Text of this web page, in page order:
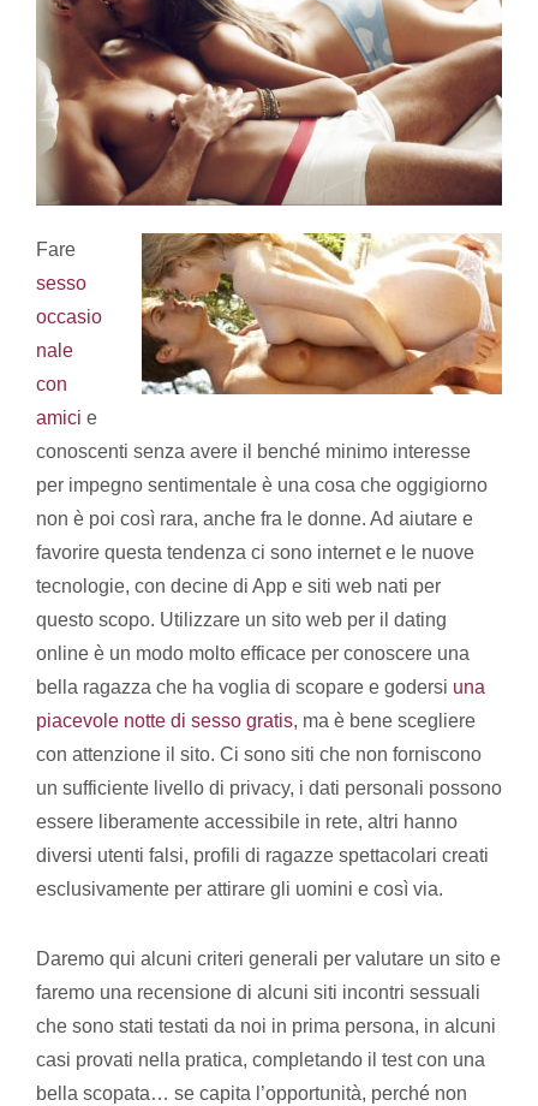
Fare
sesso
occasio
nale
con
amici e
conoscenti senza avere il benché minimo interesse
per impegno sentimentale è una cosa che oggigiorno
non è poi così rara, anche fra le donne. Ad aiutare e
favorire questa tendenza ci sono internet e le nuove
tecnologie, con decine di App e siti web nati per
questo scopo. Utilizzare un sito web per il dating
online è un modo molto efficace per conoscere una
bella ragazza che ha voglia di scopare e godersi una
piacevole notte di sesso gratis, ma è bene scegliere
con attenzione il sito. Ci sono siti che non forniscono
un sufficiente livello di privacy, i dati personali possono
essere liberamente accessibile in rete, altri hanno
diversi utenti falsi, profili di ragazze spettacolari creati
esclusivamente per attirare gli uomini e così via.
Daremo qui alcuni criteri generali per valutare un sito e
faremo una recensione di alcuni siti incontri sessuali
che sono stati testati da noi in prima persona, in alcuni
casi provati nella pratica, completando il test con una
bella scopata… se capita l’opportunità, perché non